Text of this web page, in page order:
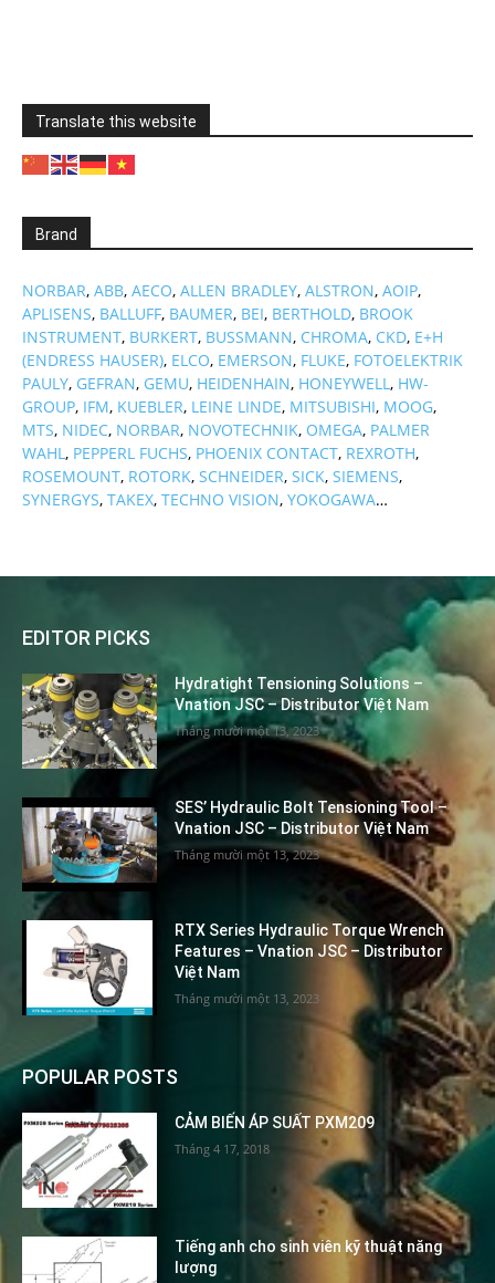
Translate this website
Brand
NORBAR, ABB, AECO, ALLEN BRADLEY, ALSTRON, AOIP,
APLISENS, BALLUFF, BAUMER, BEI, BERTHOLD, BROOK
INSTRUMENT, BURKERT, BUSSMANN, CHROMA, CKD, E+H
(ENDRESS HAUSER), ELCO, EMERSON, FLUKE, FOTOELEKTRIK
PAULY, GEFRAN, GEMU, HEIDENHAIN, HONEYWELL, HW-
GROUP, IFM, KUEBLER, LEINE LINDE, MITSUBISHI, MOOG,
MTS, NIDEC, NORBAR, NOVOTECHNIK, OMEGA, PALMER
WAHL, PEPPERL FUCHS, PHOENIX CONTACT, REXROTH,
ROSEMOUNT, ROTORK, SCHNEIDER, SICK, SIEMENS,
SYNERGYS, TAKEX, TECHNO VISION, YOKOGAWA…
EDITOR PICKS
Hydratight Tensioning Solutions –
Vnation JSC – Distributor Việt Nam
Tháng mười một 13, 2023
SES’ Hydraulic Bolt Tensioning Tool –
Vnation JSC – Distributor Việt Nam
Tháng mười một 13, 2023
RTX Series Hydraulic Torque Wrench
Features – Vnation JSC – Distributor
Việt Nam
Tháng mười một 13, 2023
POPULAR POSTS
CẢM BIẾN ÁP SUẤT PXM209
Tháng 4 17, 2018
Tiếng anh cho sinh viên kỹ thuật năng
lượng